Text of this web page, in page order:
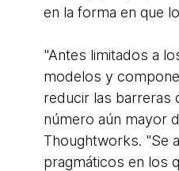
en la forma en que
"Antes limitados a
modelos y
reducir las barreras
número aún mayor
Thoughtworks. "Se
pragmáticos en los